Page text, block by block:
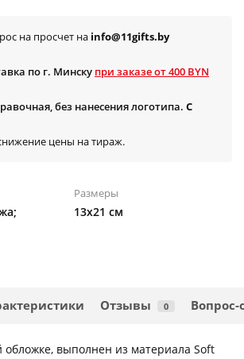
на просчет на info@11gifts.by
по г. Минску при заказе от 400 BYN
без нанесения логотипа. С
цены на тираж.
Размеры
13х21 см
Отзывы 0 Вопрос-
обложке, выполнен из материала Soft